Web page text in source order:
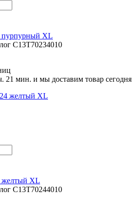
пурпурный XL
C13T70234010
21 мин. и мы доставим товар сегодня
желтый XL
C13T70244010